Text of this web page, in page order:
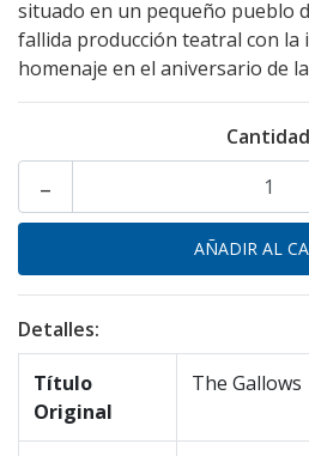
situado en un pequeño pueblo
fallida producción teatral con la
homenaje en el aniversario de
Cantidad
-
Detalles:
Título
Original
The Gallows